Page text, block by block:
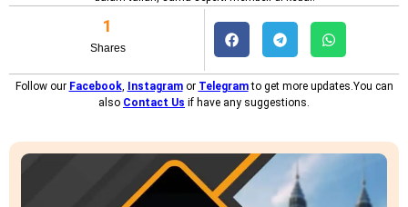
Shares
1
Follow our Facebook, Instagramor Telegramto get more updates.You can
also Contact Us if have any suggestions.